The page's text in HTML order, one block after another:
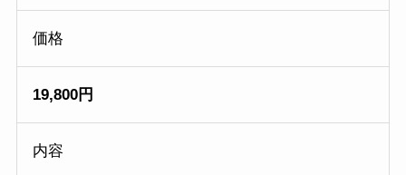
価格
19,800円
内容